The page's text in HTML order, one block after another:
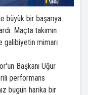
büyük bir başarıya
Maçta takımın
galibiyetin mimarı
Başkanı Uğur
performans
bugün harika bir